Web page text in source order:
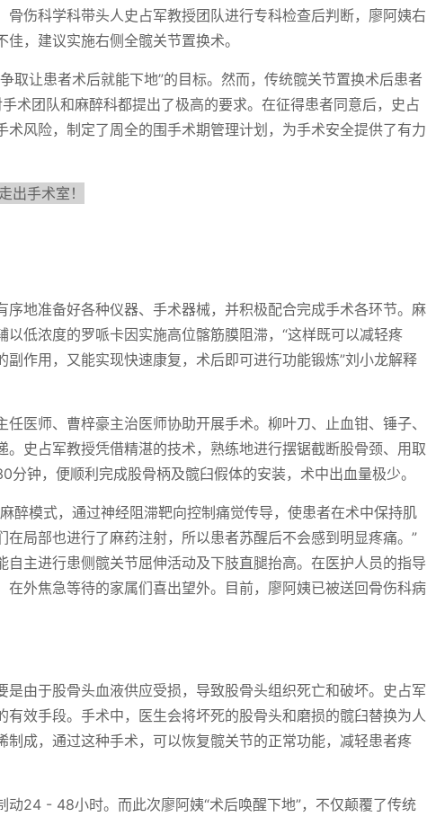
伤科学科带头人史占军教授团队进行专科检查后判断，廖阿姨右
，建议实施右侧全髋关节置换术。
取让患者术后就能下地”的目标。然而，传统髋关节置换术后患者
术团队和麻醉科都提出了极高的要求。在征得患者同意后，史占
风险，制定了周全的围手术期管理计划，为手术安全提供了有力
地准备好各种仪器、手术器械，并积极配合完成手术各环节。麻
低浓度的罗哌卡因实施高位髂筋膜阻滞，“这样既可以减轻疼
作用，又能实现快速康复，术后即可进行功能锻炼”刘小龙解释
医师、曹梓豪主治医师协助开展手术。柳叶刀、止血钳、锤子、
史占军教授凭借精湛的技术，熟练地进行摆锯截断股骨颈、用取
钟，便顺利完成股骨柄及髋臼假体的安装，术中出血量极少。
醉模式，通过神经阻滞靶向控制痛觉传导，使患者在术中保持肌
局部也进行了麻药注射，所以患者苏醒后不会感到明显疼痛。”
主进行患侧髋关节屈伸活动及下肢直腿抬高。在医护人员的指导
外焦急等待的家属们喜出望外。目前，廖阿姨已被送回骨伤科病
由于股骨头血液供应受损，导致股骨头组织死亡和破坏。史占军
效手段。手术中，医生会将坏死的股骨头和磨损的髋臼替换为人
成，通过这种手术，可以恢复髋关节的正常功能，减轻患者疼
动24 - 48小时。而此次廖阿姨“术后唤醒下地”，不仅颠覆了传统